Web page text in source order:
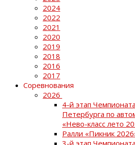
2024
2022
2021
2020
2019
2018
2016
2017
Соревнования
2026
4-й этап
Петербурга по
«Нево-класс лето
Ралли «Пикник
3-й этап